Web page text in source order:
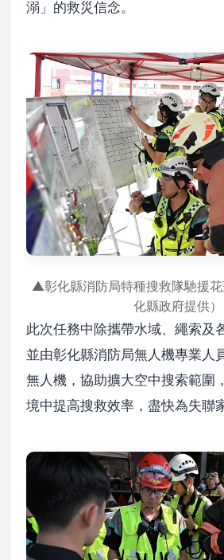
溺」的救災信念。
▲彰化縣消防局特種搜救隊馳援
化縣政府提供）
此次任務中除攜帶水域、繩索及
並由彰化縣消防局無人機專業人
無人機，協助擴大空中搜索範圍
境中提高搜救效率，盡快為失聯